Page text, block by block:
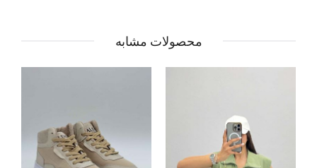
محصولات مشابه